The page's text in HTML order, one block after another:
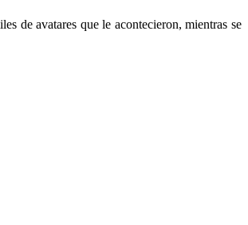
de avatares que le acontecieron, mientras se